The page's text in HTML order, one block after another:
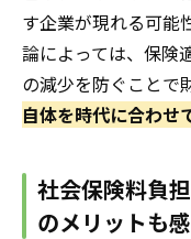
す企業が現れる可能
論によっては、保険
の減少を防ぐことで
自体を時代に合わせ
社会保険料負
のメリットも